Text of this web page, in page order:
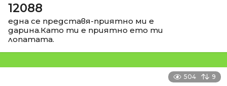
12088
една се представя-приятно ми е
дарина.Като ти е приятно ето ти
лопатата.
504 9